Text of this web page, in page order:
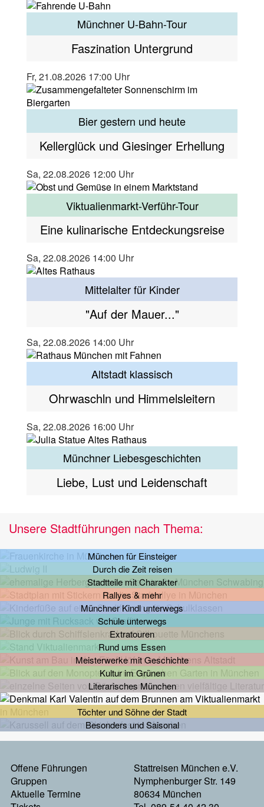
Münchner U-Bahn-Tour
Faszination Untergrund
Fr, 21.08.2026 17:00 Uhr
Bier gestern und heute
Kellerglück und Giesinger Erhellung
Sa, 22.08.2026 12:00 Uhr
Viktualienmarkt-Verführ-Tour
Eine kulinarische Entdeckungsreise
Sa, 22.08.2026 14:00 Uhr
Mittelalter für Kinder
"Auf der Mauer..."
Sa, 22.08.2026 14:00 Uhr
Altstadt klassisch
Ohrwaschln und Himmelsleitern
Sa, 22.08.2026 16:00 Uhr
Münchner Liebesgeschichten
Liebe, Lust und Leidenschaft
Unsere Stadtführungen nach Thema:
München für Einsteiger
Durch die Zeit reisen
Stadtteile mit Charakter
Rallyes & mehr
Münchner Kindl unterwegs
Schule unterwegs
Extratouren
Rund ums Essen
Meisterwerke mit Geschichte
Kultur im Grünen
Literarisches München
Töchter und Söhne der Stadt
Besonders und Saisonal
Footermenu
Offene Führungen
Gruppen
Aktuelle Termine
Stattreisen München e.V.
Nymphenburger Str. 149
80634 München